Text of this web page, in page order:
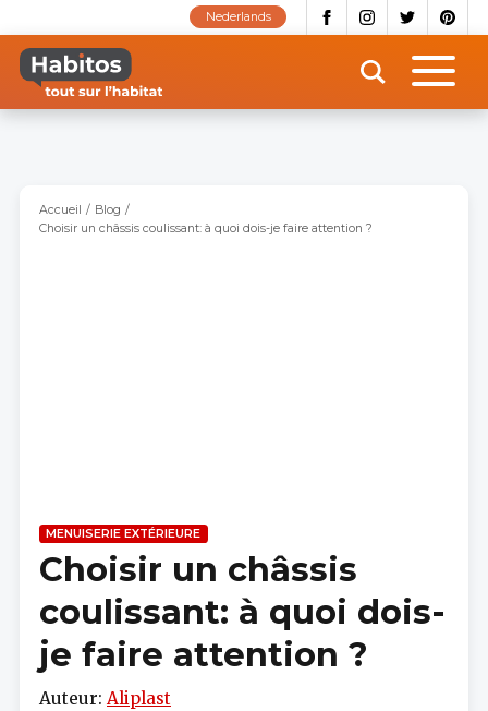
contenu
principal
Nederlands
Accueil
Blog
Choisir un châssis coulissant: à quoi dois-je faire attention ?
MENUISERIE EXTÉRIEURE
Choisir un châssis
coulissant: à quoi dois-
je faire attention ?
Auteur: Aliplast